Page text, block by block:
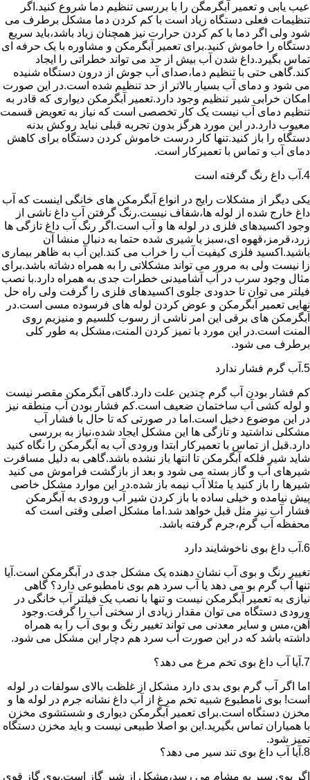
عیب یابی و تعمیر آبگرمگن را با بررسی تنظیم دما شروع کنید.اگر
تنظیمات فعلی دستگاه زیاد است با کم کردن دما مشکل برطرف می
شود ولی اگر دما با کم کردن حرارت نیز همچنان زیاد باشد،باید سریع
دستگاه را خاموش کنید.برای تعمیر آبگرمکن و مشاوره با یک حرفه ای
تماس بگیرد.داغ شدن آب بیش از حد می تواند خطراتی را ایجاد
کند.گاهی حتی با تنظیم دما،صدای آب جوش از درون دستگاه شنیده
می شود و دمای آب بسیار بالاتر از حد تنظیم شده است.در این صورت
امکان خرابی شیر تنظیم وجود دارد.تعمیر آبگرمکن دیواری که قادر به
تنظیم دمای آب نیست یک کار تخصصی است که نیاز به تعویض قسمت
معیوب دارد.در این مورد هرگز بدون تجربه قبلی نباید روکش بدنه
دستگاه را باز کنید.تنها کار درست خاموش کردن دستگاه برای کاهش
دمای آب و تماس با تعمیرکار است.
4.آب داغ رنگ گرفته است
یکی دیگر از مشکلات رایج در انواع آبگرمکن های خانگی اینست که آب
داغ خارج شده از لوله ها،شفاف نیست.رنگ گرفتن آب داغ ناشی از
وجود اکسیدهای فلزی در لوله ها و آب است.اگر رنگ آب داغ تازگی ها
زرد،قرمز،قهوه ای،سبز یا شیری شده حتما به دنبال منشا آن
باشید.اکسید فلزی کیفیت آب را خراب می کند.این آب به ظاهر بیماری
زا نیست ولی به مرور می تواند مشکلاتی را به همراه دشاته باشد.برای
مثال وجود سرب در آب آشامیدنی خطرات جدی به همراه دارد.با نصب
فیلتر می توان تا حدودی جلوی اکسیدهای فلزی را گرفت ولی راه حل
نهایی تعمیر آبگرمکن و عوض کردن لوله های فرسوده مسی است.در
آبگرمکن های برقی این امر ناشی از رسوب کلسیم و منیزیم روی
المنت است.در این مورد با تمیز کردن المنت،مشکل به طور کلی
برطرف می شود.
5.آب گرم فشار ندارد
کم فشار بودن آب گرم چندین علت دارد.گاهی آبگرمکن مقصر نیست
و لوله کشی آب ساختمان ضعیف است.کم فشار بودن آب منطقه نیز
در این موضوع دخیل است.اما در صورتی که تا حال با فشار آب
مشکلی نداشتید و تازگی ها این مشکل ایجاد شده،نیاز به بررسی
دارد.قبل از تماس با تعمیرکار ابتدا ورودی آب به آبگرمکن را نگاه کنید
شاید شیر فلکه آبگرمکن تا انتها باز نشده باشد.گاهی به دلیل مسافرت
شیرهای آب و گاز بسته می شود و بعد از بازگشت فراموش می کنید
شیرها را باز کنید یا مثلا آب نیمه باز شده.در این موارد مشکل خاصی
پیش نیامده و خیلی ساده با باز کردن شیر آب ورودی به آبگرمکن
فشار آب نیز مثل قبل خواهد شد.اما مشکل اصلی وقتی است که
محفظه آب گرم،جرم گرفته باشد.
6.آب داغ بوی ناخوشایند دارد
تغییر رنگ و بوی آب نشان دهنده یک مشکل جدی در آبگرمکن است.آیا
تنها آب گرم بو می دهد یا آب سرد هم بوی نامطبوعی دارد؟ گاهی
نیازی به تعمیر آبگرمکن نیست و تنها با نصب یک فیلتر آب خانگی در
ورودی دستگاه می توان مقدار زیادی از سختی آب را گرفت.وجود
آهن،مس و سایر معدنی می تواند تغییر رنگ و بوی آب را به همراه
داشته باشد که در این صورت آب سرد هم دچار این مشکل می شود.
7.آیا آب داغ بوی تخم مرغ می دهد؟
اما اگر آب گرم بوی بدی دارد مشکل از غلظت بالای سولفات در لوله
است! بوی نامطبوع شبیه تخم مرغ از آب داغ نشانه جرم در لوله ها و
مخزن دستگاه است.برای تعمیر آبگرمکن دیواری و شستشوی مخزن
با همیاران تماس بگیرید.این بو اصلا طبیعی نیست و باید مخزن دستگاه
تمیز شود.
8.آیا آب داغ بوی تند سیر می دهد؟
اگر بوی سیر به مشام می رسد،مشکل از شیر گاز است.بوی گاز قوی